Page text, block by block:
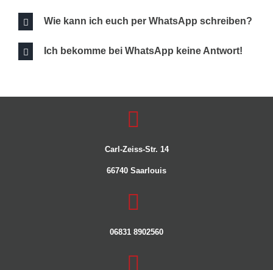
Wie kann ich euch per WhatsApp schreiben?
Ich bekomme bei WhatsApp keine Antwort!
Carl-Zeiss-Str. 14
66740 Saarlouis
06831 8902560